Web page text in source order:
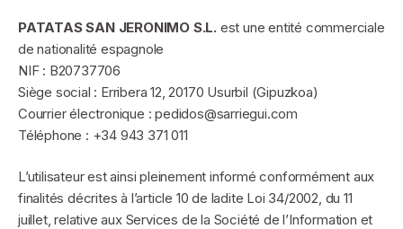
PATATAS SAN JERONIMO S.L. est une entité commerciale
de nationalité espagnole
NIF : B20737706
Siège social : Erribera 12, 20170 Usurbil (Gipuzkoa)
Courrier électronique : pedidos@sarriegui.com
Téléphone : +34 943 371 011
L’utilisateur est ainsi pleinement informé conformément aux
finalités décrites à l’article 10 de ladite Loi 34/2002, du 11
juillet, relative aux Services de la Société de l’Information et